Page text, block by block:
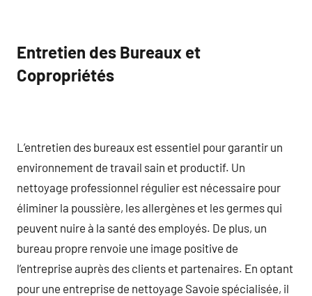
Entretien des Bureaux et
Copropriétés
L’entretien des bureaux est essentiel pour garantir un
environnement de travail sain et productif. Un
nettoyage professionnel régulier est nécessaire pour
éliminer la poussière, les allergènes et les germes qui
peuvent nuire à la santé des employés. De plus, un
bureau propre renvoie une image positive de
l’entreprise auprès des clients et partenaires. En optant
pour une entreprise de nettoyage Savoie spécialisée, il